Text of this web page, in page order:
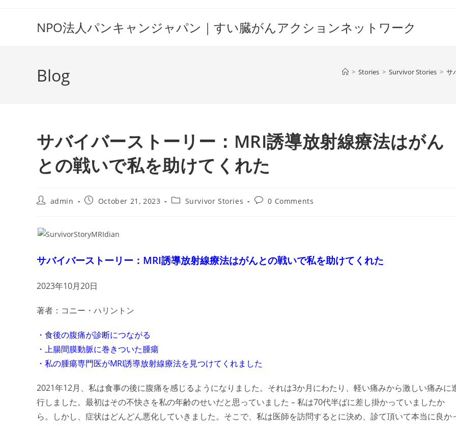
NPO法人パンキャンジャパン｜すい臓がんアクションネットワーク
Blog > Stories > Survivor Stories > サ
サバイバーストーリー：MRI誘導放射線療法はがん
との戦いで私を助けてくれた
Postadmin
PostOctober 21, 2023
PostSurvivor Stories
Post0 Comments
サバイバーストーリー：MRI誘導放射線療法はがんとの戦いで私を助けてくれた
2023年10月20日
著者：コニー・ハリントン
・食後の腹痛が診断につながる
・上腸間膜動脈に巻きついた腫瘍
・私の腫瘍専門医がMRI誘導放射線療法を見つけてくれました
2021年12月、私は食事の後に腹痛を感じるようになりました。それは3か月にわたり、軽い痛みから激しい痛みに
行しました。最初はその不快さを私の年齢のせいだと思っていました – 私は70代半ばに差し掛かっていましたか
ら。しかし、症状はどんどん悪化していきました。そこで、私は医師を訪問するとに決め、診て頂いて本当に良か